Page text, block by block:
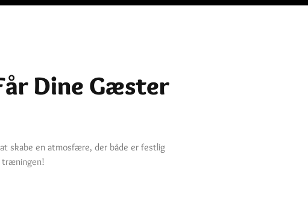
Dine Gæster
skabe en atmosfære, der både er festlig
træningen!